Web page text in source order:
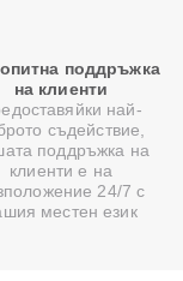
поддръжка
на клиенти
най-
съдействие,
поддръжка на
клиенти е на
24/7 с
местен език